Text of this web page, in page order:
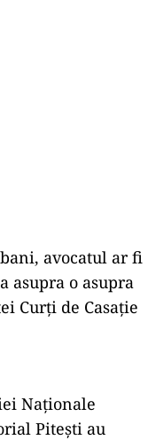
avocatul ar fi
asupra o asupra
Curți de Casație
Naționale
Pitești au